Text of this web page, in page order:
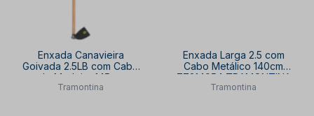
Enxada Canavieira
Goivada 2.5LB com Cabo
de Madeira 145cm
77215754 TRAMONTINA
Tramontina
Enxada Larga 2.5 com
Cabo Metálico 140cm
77214954 TRAMONTINA
Tramontina